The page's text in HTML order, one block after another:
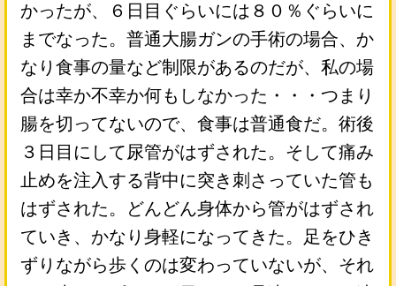
かったが、６日目ぐらいには８０％ぐらいに
までなった。普通大腸ガンの手術の場合、か
なり食事の量など制限があるのだが、私の場
合は幸か不幸か何もしなかった・・・つまり
腸を切ってないので、食事は普通食だ。術後
３日目にして尿管がはずされた。そして痛み
止めを注入する背中に突き刺さっていた管も
はずされた。どんどん身体から管がはずされ
ていき、かなり身軽になってきた。足をひき
ずりながら歩くのは変わっていないが、それ